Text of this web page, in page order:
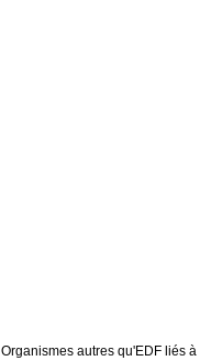
Organismes autres qu'EDF liés à